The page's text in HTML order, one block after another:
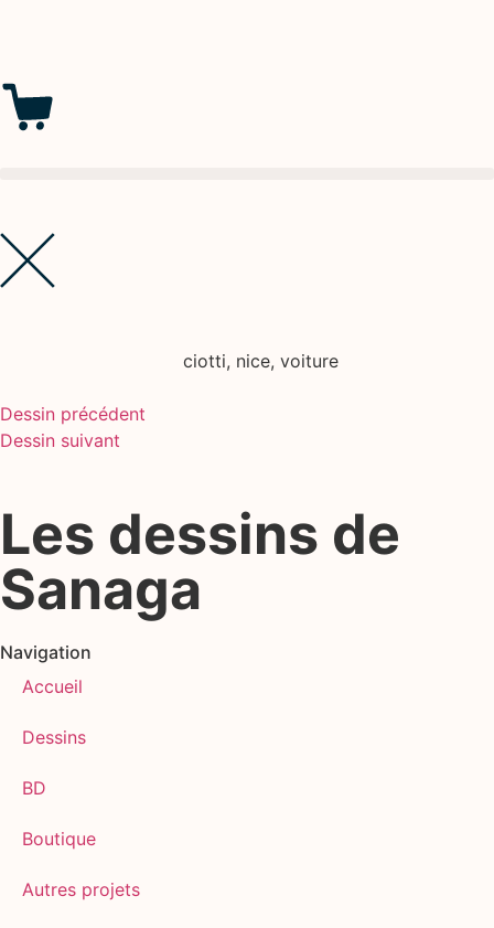
ciotti, nice, voiture
Dessin précédent
Dessin suivant
Les dessins de
Sanaga
Navigation
Accueil
Dessins
BD
Boutique
Autres projets